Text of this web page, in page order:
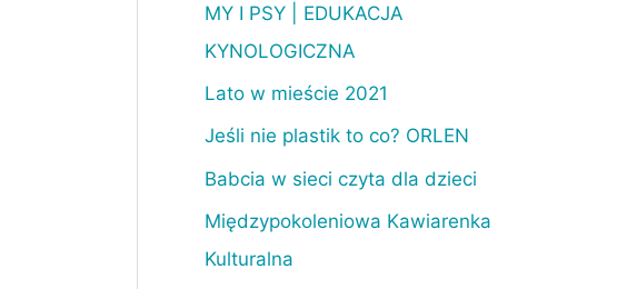
MY I PSY | EDUKACJA
KYNOLOGICZNA
Lato w mieście 2021
Jeśli nie plastik to co? ORLEN
Babcia w sieci czyta dla dzieci
Międzypokoleniowa Kawiarenka
Kulturalna